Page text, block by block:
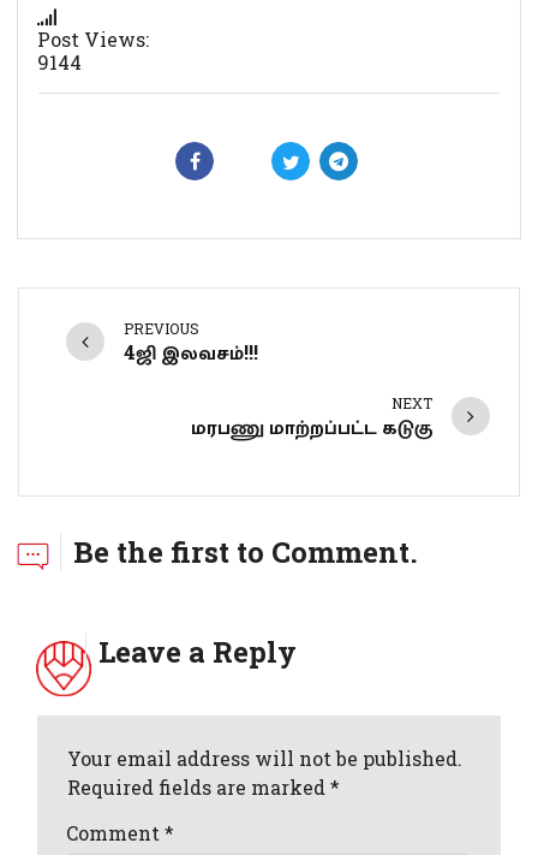
Post Views:
9144
PREVIOUS
4ஜி இலவசம்!!!
NEXT
மரபணு மாற்றப்பட்ட கடுகு
Be the first to Comment.
Leave a Reply
Your email address will not be published.
Required fields are marked *
Comment*